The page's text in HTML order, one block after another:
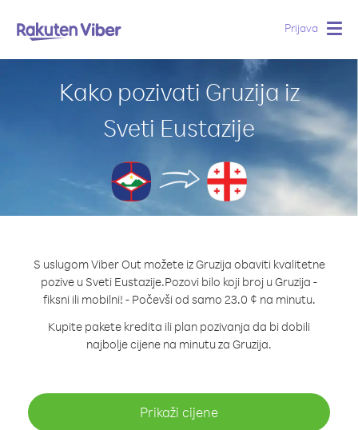
Prijava
Kako pozivati Gruzija iz
Sveti Eustazije
S uslugom Viber Out možete iz Gruzija obaviti kvalitetne
pozive u Sveti Eustazije.Pozovi bilo koji broj u Gruzija -
fiksni ili mobilni! - Počevši od samo 23.0 ¢ na minutu.
Kupite pakete kredita ili plan pozivanja da bi dobili
najbolje cijene na minutu za Gruzija.
Prikaži cijene